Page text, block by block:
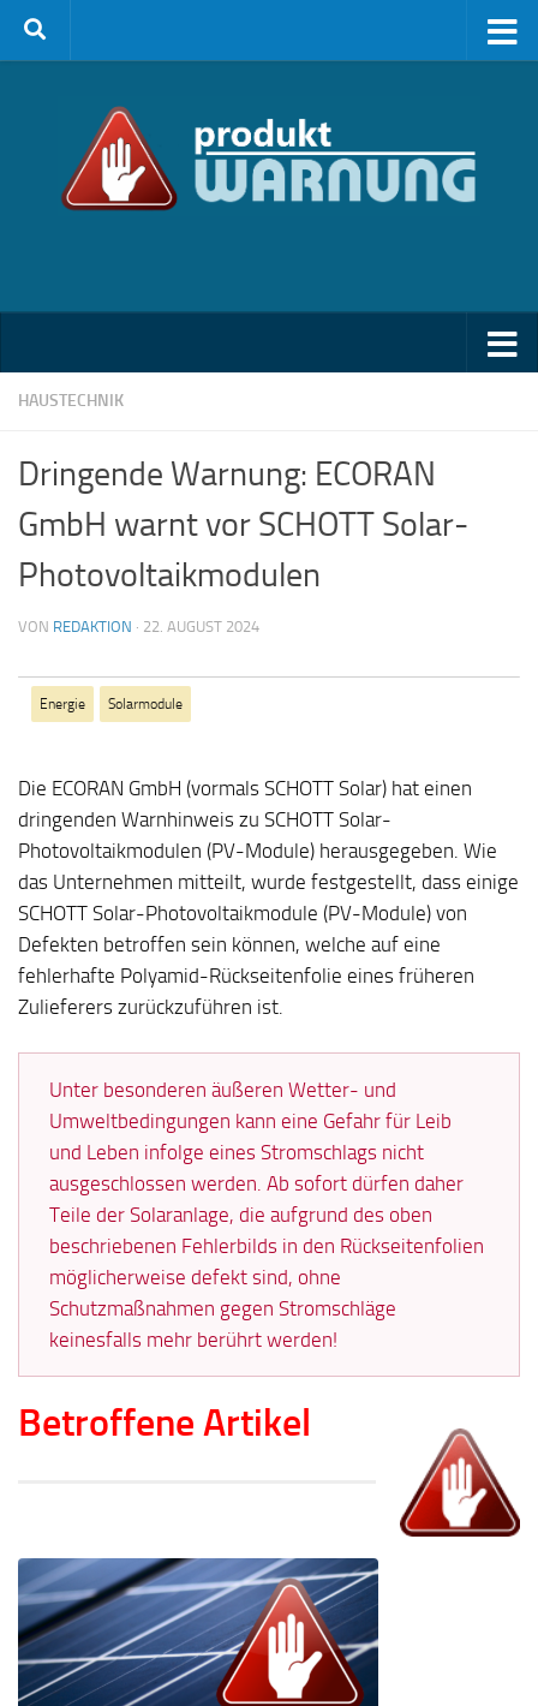
Zum Inhalt springen
HAUSTECHNIK
Dringende Warnung: ECORAN
GmbH warnt vor SCHOTT Solar-
Photovoltaikmodulen
VON REDAKTION · 22. AUGUST 2024
Energie Solarmodule
Die ECORAN GmbH (vormals SCHOTT Solar) hat einen
dringenden Warnhinweis zu SCHOTT Solar-
Photovoltaikmodulen (PV-Module) herausgegeben. Wie
das Unternehmen mitteilt, wurde festgestellt, dass einige
SCHOTT Solar-Photovoltaikmodule (PV-Module) von
Defekten betroffen sein können, welche auf eine
fehlerhafte Polyamid-Rückseitenfolie eines früheren
Zulieferers zurückzuführen ist.
Unter besonderen äußeren Wetter- und
Umweltbedingungen kann eine Gefahr für Leib
und Leben infolge eines Stromschlags nicht
ausgeschlossen werden. Ab sofort dürfen daher
Teile der Solaranlage, die aufgrund des oben
beschriebenen Fehlerbilds in den Rückseitenfolien
möglicherweise defekt sind, ohne
Schutzmaßnahmen gegen Stromschläge
keinesfalls mehr berührt werden!
Betroffene Artikel